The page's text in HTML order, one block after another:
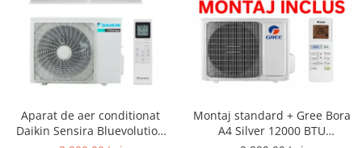
Aparat de aer conditionat
Daikin Sensira Bluevolution
Montaj standard + Gree Bora
A4 Silver 12000 BTU